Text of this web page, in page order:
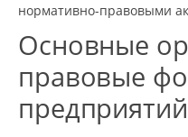
нормативно-правовыми
Основные
правовые